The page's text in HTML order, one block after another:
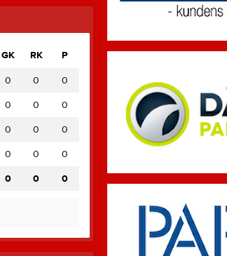
GK RK
P
0 0
0
0 0
0
0 0
0
0 0
0
0 0 0